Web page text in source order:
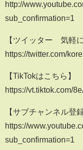
http://
sub_confirmation=1​
【ツイッター 気軽
https://twitter.com/
【TikTokはこちら】
https://vt.tiktok.com/
【サブチャンネル登
https://
sub_confirmation=1